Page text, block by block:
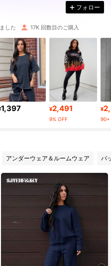
フォロー
した 17K 回数目のご購入
1,397 ¥2,491
9% OFF
¥
90+
アンダーウェア＆ルームウェア バ